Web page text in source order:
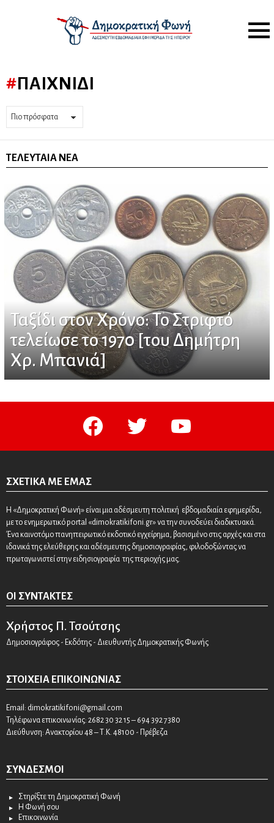
Menu
ΠΑΙΧΝΊΔΙ
ΤΕΛΕΥΤΑΊΑ ΝΈΑ
Ταξίδι στον Χρόνο: Το Στριφτό
τελείωσε το 1970 [του Δημήτρη
Χρ. Μπανιά]
facebook twitter
ΣΧΕΤΙΚΆ ΜΕ ΕΜΆΣ
Η «Δημοκρατική Φωνή» είναι μια αδέσμευτη πολιτική εβδομαδιαία εφημερίδα,
με το ενημερωτικό portal «dimokratikifoni.gr» να την συνοδεύει διαδικτυακά.
Ένα καινοτόμο πανηπειρωτικό εκδοτικό εγχείρημα, βασισμένο στις αρχές και στα
ιδανικά της ελεύθερης και αδέσμευτης δημοσιογραφίας, φιλοδοξώντας να
πρωταγωνιστεί στην ειδησιογραφία της περιοχής μας.
ΟΙ ΣΥΝΤΆΚΤΕΣ
Χρήστος Π. Τσούτσης
Δημοσιογράφος - Εκδότης - Διευθυντής Δημοκρατικής Φωνής
ΣΤΟΙΧΕΊΑ ΕΠΙΚΟΙΝΩΝΊΑΣ
Email: dimokratikifoni@gmail.com
Τηλέφωνα επικοινωνίας: 2682 30 32 15 – 694 392 7380
Διεύθυνση: Ανακτορίου 48 – Τ.Κ. 48100 - Πρέβεζα
ΣΎΝΔΕΣΜΟΙ
Στηρίξτε τη Δημοκρατική Φωνή
Η Φωνή σου
Επικοινωνία